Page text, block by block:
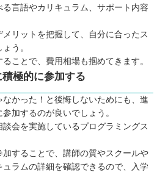
言語やカリキュラム、サポート内容
リットを把握して、自分に合ったス
う。
ことで、費用相場も掴めてきます。
極的に参加する
なかった！と後悔しないためにも、進
加するのが良いでしょう。
会を実施しているプログラミングス
することで、講師の質やスクールや
ラムの詳細を確認できるので、入学